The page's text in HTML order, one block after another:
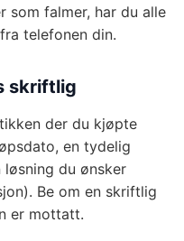
som falmer, har du alle
telefonen din.
skriftlig
der du kjøpte
en tydelig
du ønsker
Be om en skriftlig
er mottatt.